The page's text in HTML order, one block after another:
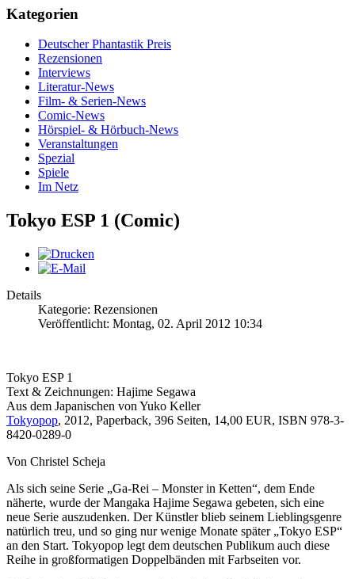
Kategorien
Deutscher Phantastik Preis
Rezensionen
Interviews
Literatur-News
Film- & Serien-News
Comic-News
Hörspiel- & Hörbuch-News
Veranstaltungen
Spezial
Spiele
Im Netz
Tokyo ESP 1 (Comic)
Details
Kategorie: Rezensionen
Veröffentlicht: Montag, 02. April 2012 10:34
Tokyo ESP 1
Text & Zeichnungen: Hajime Segawa
Aus dem Japanischen von Yuko Keller
Tokyopop, 2012, Paperback, 396 Seiten, 14,00 EUR, ISBN 978-3-
8420-0289-0
Von Christel Scheja
Als sich seine Serie „Ga-Rei – Monster in Ketten“, dem Ende
näherte, wurde der Mangaka Hajime Segawa gebeten, sich eine
neue Serie auszudenken. Der Künstler blieb seinem Lieblingsgenre
natürlich treu, und so ging nur wenige Monate später „Tokyo ESP“
an den Start. Tokyopop legt dem deutschen Publikum auch diese
Reihe in großformatigen Doppelbänden mit Farbseiten vor.